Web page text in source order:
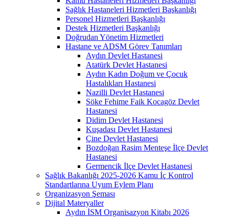
Sağlık Hastaneleri Hizmetleri Başkanlığı
Personel Hizmetleri Başkanlığı
Destek Hizmetleri Başkanlığı
Doğrudan Yönetim Hizmetleri
Hastane ve ADSM Görev Tanımları
Aydın Devlet Hastanesi
Atatürk Devlet Hastanesi
Aydın Kadın Doğum ve Çocuk
Hastalıkları Hastanesi
Nazilli Devlet Hastanesi
Söke Fehime Faik Kocagöz Devlet
Hastanesi
Didim Devlet Hastanesi
Kuşadası Devlet Hastanesi
Çine Devlet Hastanesi
Bozdoğan Rasim Menteşe İlçe Devlet
Hastanesi
Germencik İlçe Devlet Hastanesi
Sağlık Bakanlığı 2025-2026 Kamu İç Kontrol
Standartlarına Uyum Eylem Planı
Organizasyon Şeması
Dijital Materyaller
Aydın İSM Organisazyon Kitabı 2026